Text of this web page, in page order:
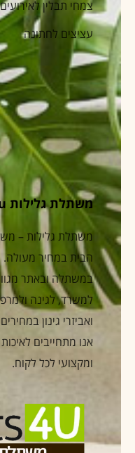
צמחי תבלין לאירועים
עציצים לחתונה
משתלת גלילות Plants4u
משתלת גלילות –
הבית במחיר מעולה.
במשתלה ובאתר
למשרד, לגינה
ואביזרי גינון
אנו מתחייבים
ומקצועי לכל לקוח.